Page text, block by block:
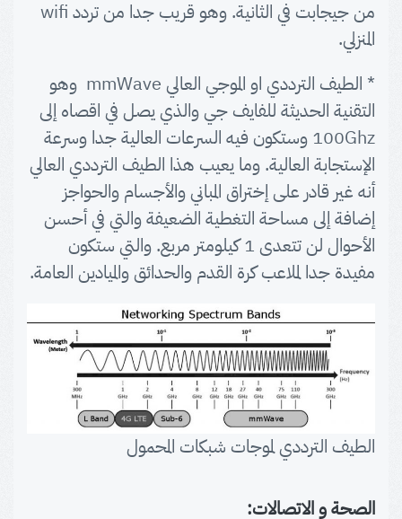
المنزلي.
* الطيف الترددي او الموجي العالي mmWave وهو
التقنية الحديثة للفايف جي والذي يصل في اقصاه إلى
100Ghz وستكون فيه السرعات العالية جدا وسرعة
الإستجابة العالية. وما يعيب هذا الطيف الترددي العالي
أنه غير قادر على إختراق المباني والأجسام والحواجز
إضافة إلى مساحة التغطية الضعيفة والتي في أحسن
الأحوال لن تتعدى 1 كيلومتر مربع. والتي ستكون
مفيدة جدا لملاعب كرة القدم والحدائق والميادين العامة.
الطيف الترددي لموجات شبكات المحمول
الصحة و الاتصالات: